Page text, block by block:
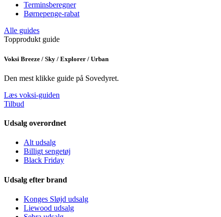
Terminsberegner
Børnepenge-rabat
Alle guides
Topprodukt guide
Voksi Breeze / Sky / Explorer / Urban
Den mest klikke guide på Sovedyret.
Læs voksi-guiden
Tilbud
Udsalg overordnet
Alt udsalg
Billigt sengetøj
Black Friday
Udsalg efter brand
Konges Sløjd udsalg
Liewood udsalg